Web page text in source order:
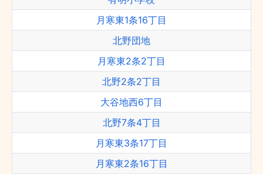
月寒東1条16丁目
北野団地
月寒東2条2丁目
北野2条2丁目
大谷地西6丁目
北野7条4丁目
月寒東3条17丁目
月寒東2条16丁目